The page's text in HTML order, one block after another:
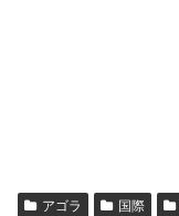
アゴラ 国際